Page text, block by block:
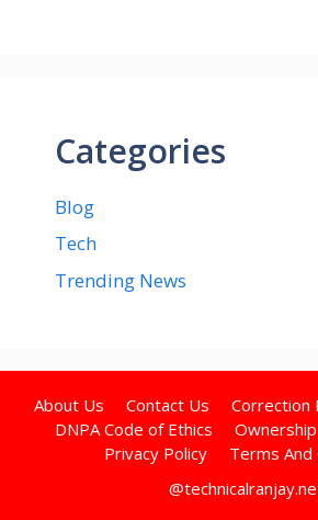
Categories
Blog
Tech
Trending News
About Us Contact Us Correction
DNPA Code of Ethics
Privacy Policy
Terms And